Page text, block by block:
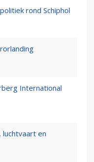
rond Schiphol
International
luchtvaart en